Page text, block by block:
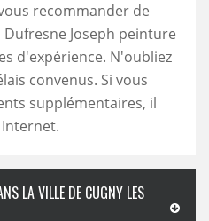
recommander de
Joseph peinture
d'expérience. N'oubliez
convenus. Si vous
supplémentaires, il
LA VILLE DE CUGNY LES